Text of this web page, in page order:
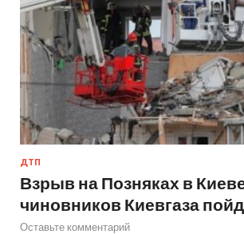
ДТП
Взрыв на Позняках в
чиновников Киевгаза
Оставьте комментарий